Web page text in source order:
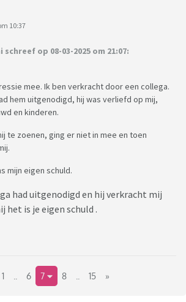
10:37
op 08-03-2025 om 21:07:
mee. Ik ben verkracht door een collega.
hem uitgenodigd, hij was verliefd op mij,
en kinderen.
te zoenen, ging er niet in mee en toen
mijn eigen schuld.
had uitgenodigd en hij verkracht mij
het is je eigen schuld .
1 6 7 8 15 »